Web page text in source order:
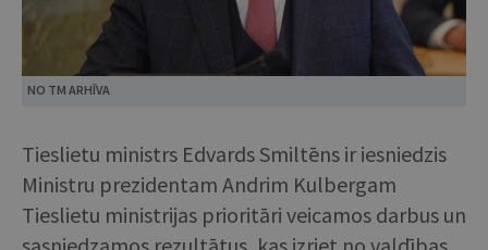
NO TM ARHĪVA
Tieslietu ministrs Edvards Smiltēns ir iesniedzis
Ministru prezidentam Andrim Kulbergam
Tieslietu ministrijas prioritāri veicamos darbus un